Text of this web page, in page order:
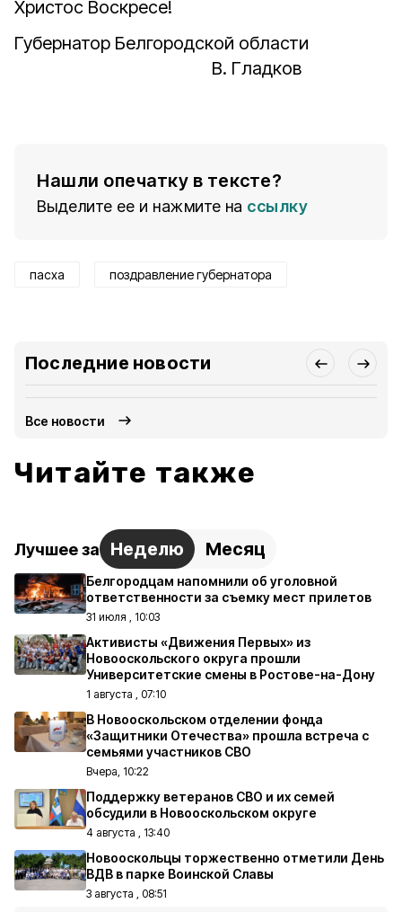
Христос Воскресе!
Губернатор Белгородской области
В. Гладков
Нашли опечатку в тексте?
Выделите ее и нажмите на ссылку
пасха поздравление губернатора
Последние новости
Все новости
Читайте также
Лучшее за Неделю Месяц
Белгородцам напомнили об уголовной
ответственности за съемку мест прилетов
31 июля , 10:03
Активисты «Движения Первых» из
Новооскольского округа прошли
Университетские смены в Ростове-на-Дону
1 августа , 07:10
В Новооскольском отделении фонда
«Защитники Отечества» прошла встреча с
семьями участников СВО
Вчера, 10:22
Поддержку ветеранов СВО и их семей
обсудили в Новооскольском округе
4 августа , 13:40
Новооскольцы торжественно отметили День
ВДВ в парке Воинской Славы
3 августа , 08:51